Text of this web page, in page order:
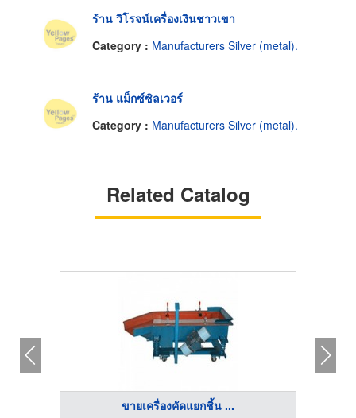
ร้าน วิโรจน์เครื่องเงินชาวเขา
Category : Manufacturers Silver (metal).
ร้าน แม็กซ์ซิลเวอร์
Category : Manufacturers Silver (metal).
Related Catalog
ขายเครื่องคัดแยกชิ้น ...